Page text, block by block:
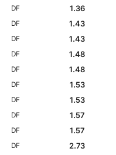
DF
1.36
DF
1.43
DF
1.43
DF
1.48
DF
1.48
DF
1.53
DF
1.53
DF
1.57
DF
1.57
DF
2.73